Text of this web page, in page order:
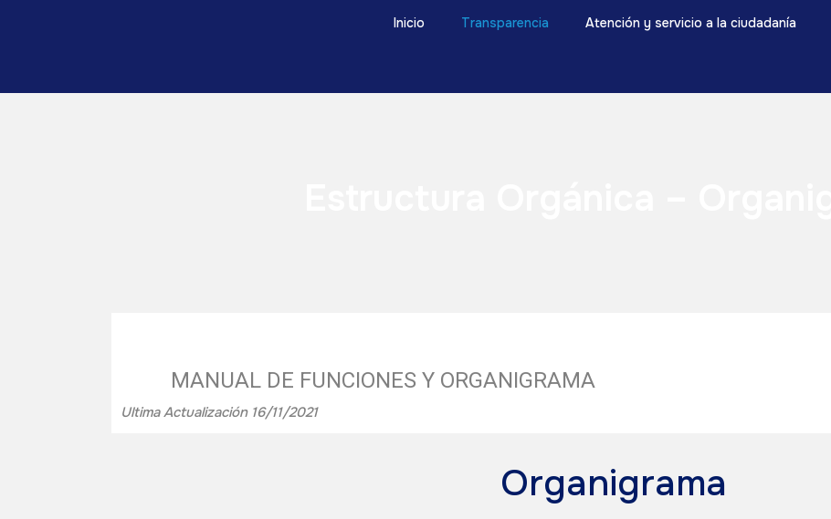
Inicio Transparencia Atención y servicio a la ciudadanía
MANUAL DE FUNCIONES Y ORGANIGRAMA
Ultima Actualización 16/11/2021
Organigrama